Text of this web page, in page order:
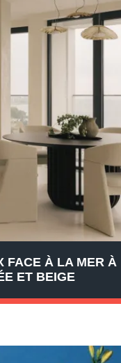
FACE À LA MER À
ET BEIGE